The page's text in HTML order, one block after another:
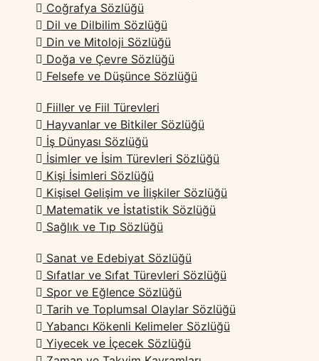
Coğrafya Sözlüğü
Dil ve Dilbilim Sözlüğü
Din ve Mitoloji Sözlüğü
Doğa ve Çevre Sözlüğü
Felsefe ve Düşünce Sözlüğü
Fiiller ve Fiil Türevleri
Hayvanlar ve Bitkiler Sözlüğü
İş Dünyası Sözlüğü
İsimler ve İsim Türevleri Sözlüğü
Kişi İsimleri Sözlüğü
Kişisel Gelişim ve İlişkiler Sözlüğü
Matematik ve İstatistik Sözlüğü
Sağlık ve Tıp Sözlüğü​
Sanat ve Edebiyat Sözlüğü
Sıfatlar ve Sıfat Türevleri Sözlüğü
Spor ve Eğlence Sözlüğü
Tarih ve Toplumsal Olaylar Sözlüğü
Yabancı Kökenli Kelimeler Sözlüğü
Yiyecek ve İçecek Sözlüğü